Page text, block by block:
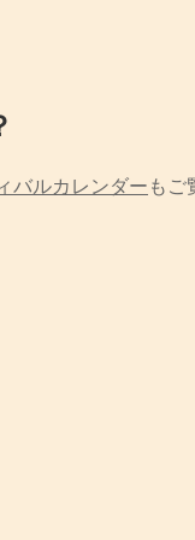
バルカレンダーもご